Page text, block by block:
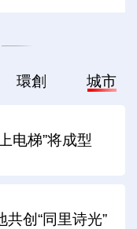
環創 城市
电梯”将成型
共创“同里诗光”